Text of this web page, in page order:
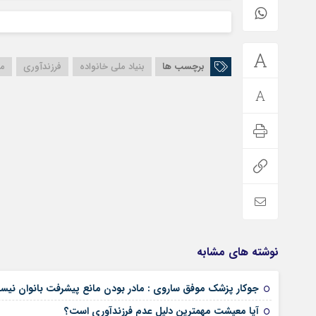
برچسب ها بنیاد ملی خانواده فرزندآوری
نوشته های مشابه
جوکار پزشک موفق ساروی : مادر بودن مانع پیشرفت بانوان
آیا معیشت مهمترین دلیل عدم فرزندآوری است؟